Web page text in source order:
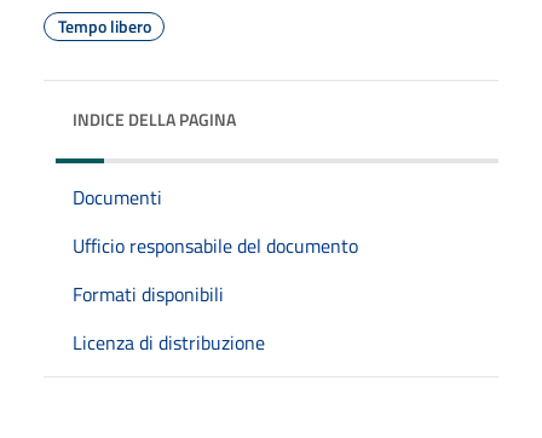
Tempo libero
INDICE DELLA PAGINA
Documenti
Ufficio responsabile del documento
Formati disponibili
Licenza di distribuzione